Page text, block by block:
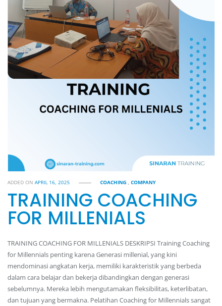
ADDED ONAPRIL 16, 2025 COACHING ,COMPANY
TRAINING COACHING
FOR MILLENIALS
TRAINING COACHING FOR MILLENIALS DESKRIPSI Training Coaching
for Millennials penting karena Generasi millenial, yang kini
mendominasi angkatan kerja, memiliki karakteristik yang berbeda
dalam cara belajar dan bekerja dibandingkan dengan generasi
sebelumnya. Mereka lebih mengutamakan fleksibilitas, keterlibatan,
dan tujuan yang bermakna. Pelatihan Coaching for Millennials sangat